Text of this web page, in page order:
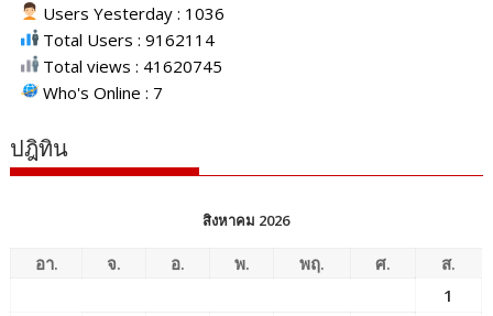
Users Yesterday : 1036
Total Users : 9162114
Total views : 41620745
Who's Online : 7
ปฎิทิน
สิงหาคม 2026
อา. จ. อ. พ. พฤ. ศ.
ส.
1